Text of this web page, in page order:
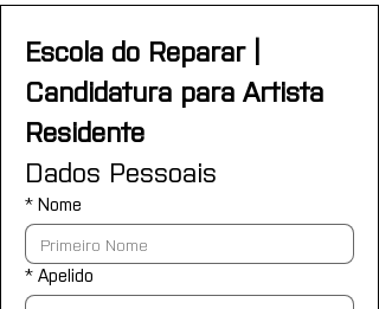
Escola do Reparar |
Candidatura para Artista
Residente
Dados Pessoais
* Nome
* Apelido